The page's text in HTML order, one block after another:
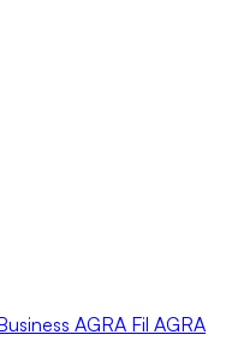
AGRA Fil AGRA